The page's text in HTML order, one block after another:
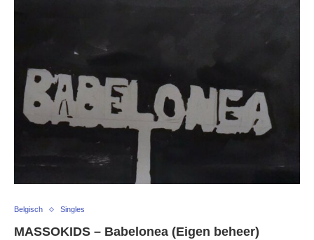
Belgisch Singles
MASSOKIDS – Babelonea (Eigen beheer)